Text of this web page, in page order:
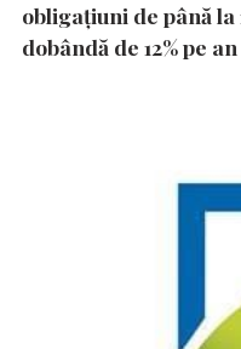
obligațiuni de până la
dobândă de 12% pe an